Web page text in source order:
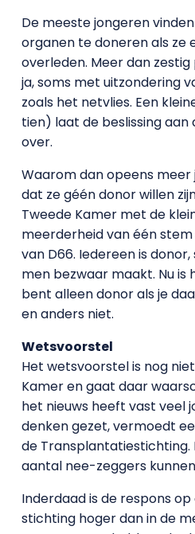
De meeste jongeren
organen te doneren als ze
overleden. Meer dan
ja, soms met uitzondering
zoals het netvlies. Een
tien) laat de beslissing
over.
Waarom dan opeens
dat ze géén donor willen
Tweede Kamer met de
meerderheid van één
van D66. Iedereen is
men bezwaar maakt. Nu is
bent alleen donor als je
en anders niet.
Wetsvoorstel
Het wetsvoorstel is nog
Kamer en gaat daar
het nieuws heeft vast veel
denken gezet, vermoedt
de Transplantatiestichting.
aantal nee-zeggers
Inderdaad is de respons
stichting hoger dan in de